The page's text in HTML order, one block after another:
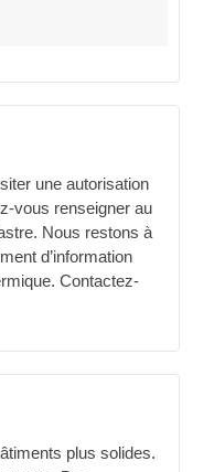
une autorisation
vous renseigner au
Nous restons à
d’information
Contactez-
plus solides.